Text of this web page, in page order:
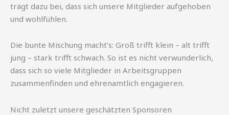
trägt dazu bei, dass sich unsere Mitglieder aufgehoben
und wohlfühlen.
Die bunte Mischung macht’s: Groß trifft klein – alt trifft
jung – stark trifft schwach. So ist es nicht verwunderlich,
dass sich so viele Mitglieder in Arbeitsgruppen
zusammenfinden und ehrenamtlich engagieren.
Nicht zuletzt unsere geschätzten Sponsoren